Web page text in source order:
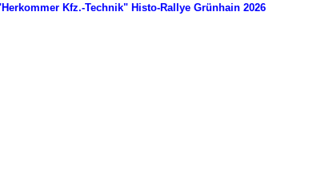
Kfz.-Technik" Histo-Rallye Grünhain 2026